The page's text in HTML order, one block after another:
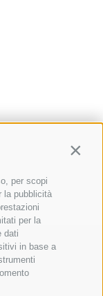
per scopi
la pubblicità
per la
dati
in base a